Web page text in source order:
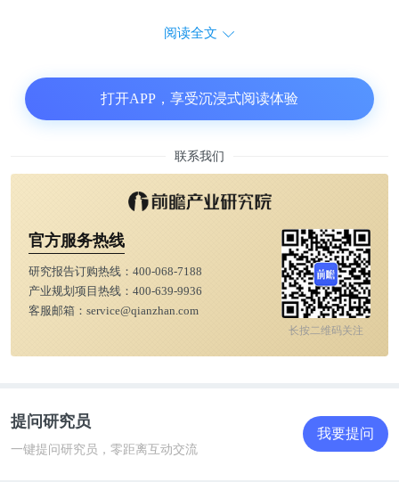
阅读全文
打开APP，享受沉浸式阅读体验
联系我们
官方服务热线
研究报告订购热线： 400-068-7188
产业规划项目热线： 400-639-9936
客服邮箱： service@qianzhan.com
长按二维码关注
提问研究员
一键提问研究员，零距离互动交流
我要提问